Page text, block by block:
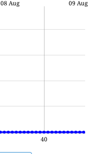
08 Aug 09 Aug
40